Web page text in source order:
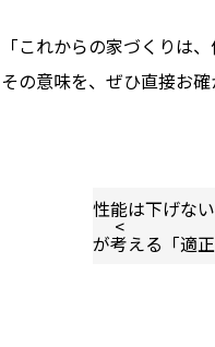
「これからの家づくりは
その意味を、ぜひ直接お確
性能は下げな
が考える「適